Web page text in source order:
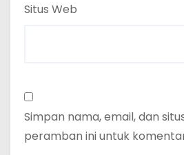
Situs Web
Simpan nama, email, dan
peramban ini untuk